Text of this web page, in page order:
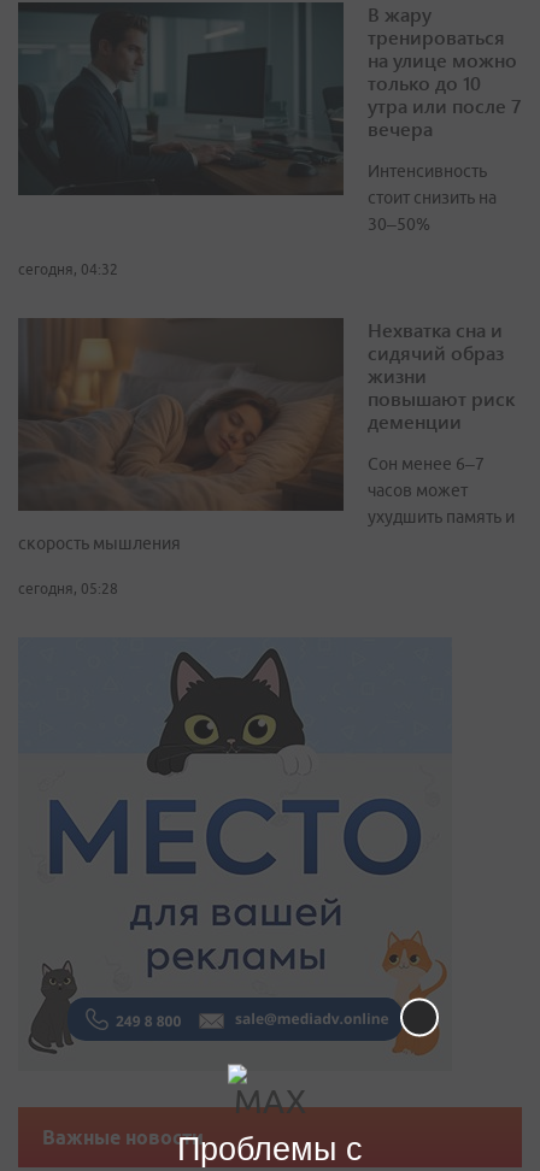
В жару
тренироваться
на улице можно
только до 10
утра или после 7
вечера
Интенсивность
стоит снизить на
30–50%
сегодня, 04:32
Нехватка сна и
сидячий образ
жизни
повышают риск
деменции
Сон менее 6–7
часов может
ухудшить память и
скорость мышления
сегодня, 05:28
Важные новостиПроблемы с